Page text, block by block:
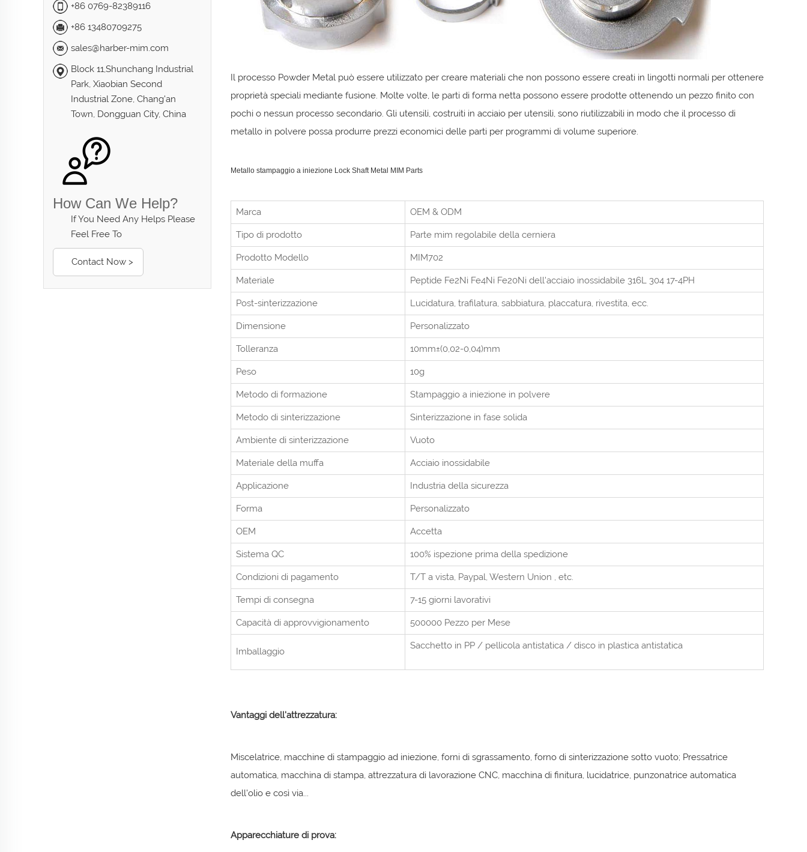
+86 0769-82389116
+86 13480709275
sales@harber-mim.com
Block 11,Shunchang Industrial
Park, Xiaobian Second
Industrial Zone, Chang'an
Town, Dongguan City, China
How Can We Help?
If You Need Any Helps Please
Feel Free To
Contact Now >
Il processo Powder Metal può essere utilizzato per creare materiali che non possono essere creati in lingotti normali per ottenere
proprietà speciali mediante fusione. Molte volte, le parti di forma netta possono essere prodotte ottenendo un pezzo finito con
pochi o nessun processo secondario. Gli utensili, costruiti in acciaio per utensili, sono riutilizzabili in modo che il processo di
metallo in polvere possa produrre prezzi economici delle parti per programmi di volume superiore.
Metallo stampaggio a iniezione Lock Shaft Metal MIM Parts
Marca OEM & ODM
Tipo di prodotto Parte mim regolabile della cerniera
Prodotto Modello MIM702
Materiale Peptide Fe2Ni Fe4Ni Fe20Ni dell'acciaio inossidabile 316L 304 17-4PH
Post-sinterizzazione Lucidatura, trafilatura, sabbiatura, placcatura, rivestita, ecc.
Dimensione Personalizzato
Tolleranza 10mm±(0,02-0,04)mm
Peso 10g
Metodo di formazione Stampaggio a iniezione in polvere
Metodo di sinterizzazione Sinterizzazione in fase solida
Ambiente di sinterizzazione Vuoto
Materiale della muffa Acciaio inossidabile
Applicazione Industria della sicurezza
Forma Personalizzato
OEM Accetta
Sistema QC 100% ispezione prima della spedizione
Condizioni di pagamento T/T a vista, Paypal, Western Union , etc.
Tempi di consegna 7-15 giorni lavorativi
Capacità di approvvigionamento 500000 Pezzo per Mese
Imballaggio
Sacchetto in PP / pellicola antistatica / disco in plastica antistatica
Vantaggi dell'attrezzatura:
Miscelatrice, macchine di stampaggio ad iniezione, forni di sgrassamento, forno di sinterizzazione sotto vuoto; Pressatrice
automatica, macchina di stampa, attrezzatura di lavorazione CNC, macchina di finitura, lucidatrice, punzonatrice automatica
dell'olio e così via...
Apparecchiature di prova: